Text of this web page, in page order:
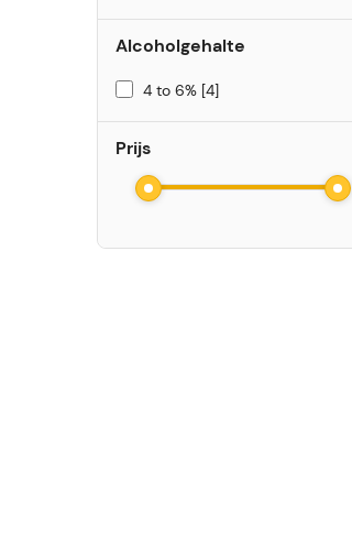
Alcoholgehalte
4 to 6% 4
Prijs